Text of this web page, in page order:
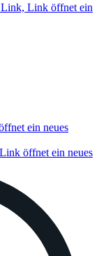
Link öffnet ein
ein neues
öffnet ein neues